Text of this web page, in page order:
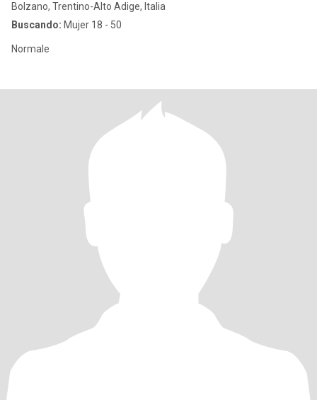
Bolzano, Trentino-Alto Adige, Italia
Buscando: Mujer 18 - 50
Normale